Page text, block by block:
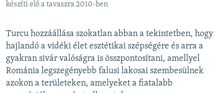
készíti elő a tavaszra 2010-ben
Turcu hozzáállása szokatlan abban a tekintetben, hogy
hajlandó a vidéki élet esztétikai szépségére és arra a
gyakran sivár valóságra is összpontosítani, amellyel
Románia legszegényebb falusi lakosai szembesülnek
azokon a területeken, amelyeket a fiatalabb